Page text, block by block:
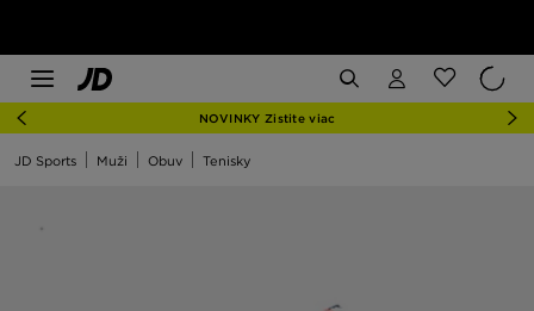
NOVINKY Zistite viac
JD Sports Muži Obuv Tenisky